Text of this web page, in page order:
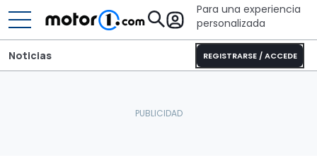
Para una experiencia
personalizada
REGISTRARSE / ACCEDE
Noticias